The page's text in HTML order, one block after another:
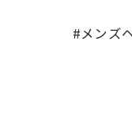
#メンズ